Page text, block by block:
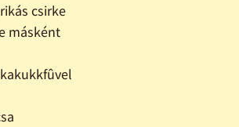
csirke
másként